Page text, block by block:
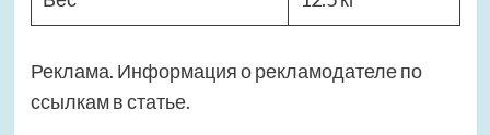
Реклама. Информация о рекламодателе по
ссылкам в статье.